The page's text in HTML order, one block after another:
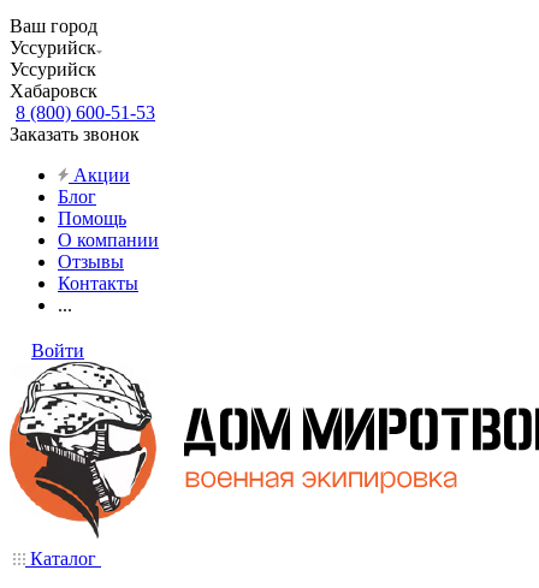
Ваш город
Уссурийск
Уссурийск
Хабаровск
8 (800) 600-51-53
Заказать звонок
Акции
Блог
Помощь
О компании
Отзывы
Контакты
...
Войти
Каталог